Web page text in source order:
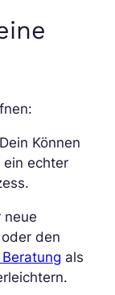
Können
ein echter
neue
den
als